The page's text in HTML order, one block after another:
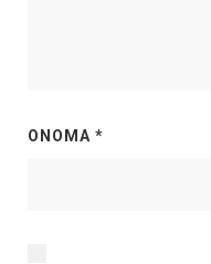
ΌΝΟΜΑ *